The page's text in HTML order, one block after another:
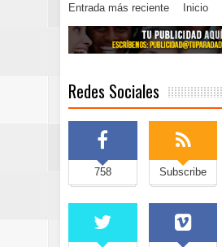
Entrada más reciente Inicio
Redes Sociales
758 Subscribe